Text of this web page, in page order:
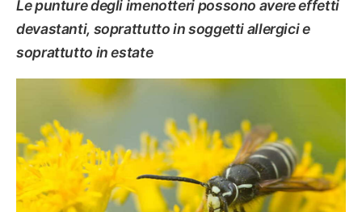
Le punture degli imenotteri possono avere effetti
devastanti, soprattutto in soggetti allergici e
soprattutto in estate
COME FARE PER